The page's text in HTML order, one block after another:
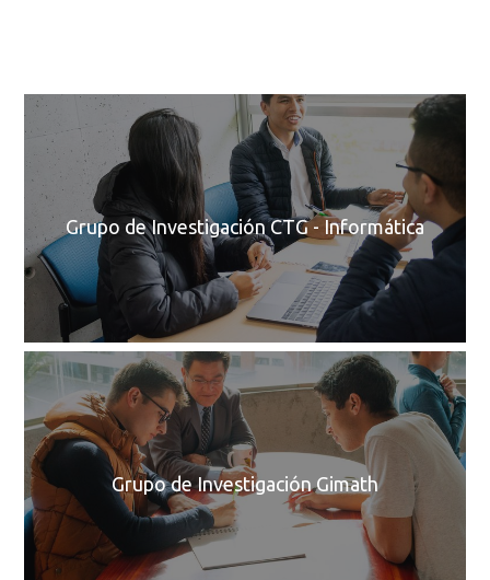
Grupo de Investigación CTG - Informática
Grupo de Investigación Gimath